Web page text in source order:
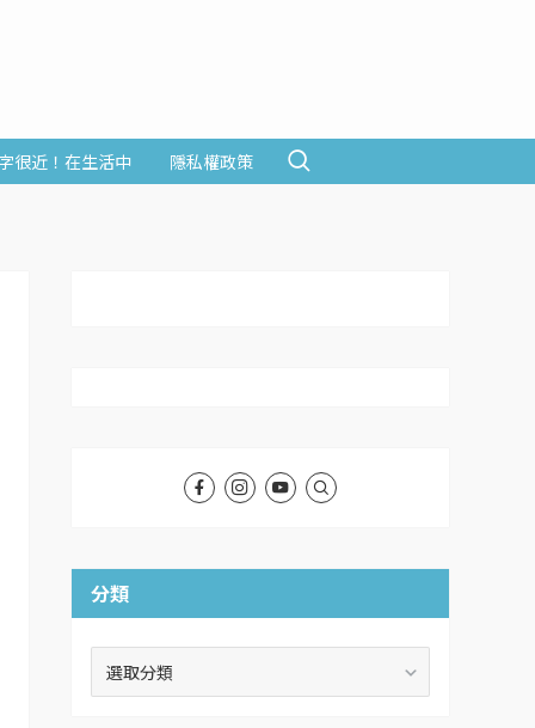
很近！在生活中 隱私權政策
分類